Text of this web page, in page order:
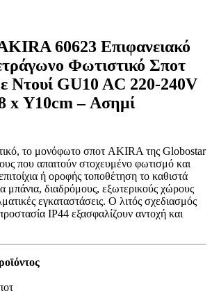
60623 Επιφανειακό
Φωτιστικό Σποτ
Ντουί GU10 AC 220-240V
x Υ10cm – Ασημί
το μονόφωτο σποτ AKIRA της Globostar
που απαιτούν στοχευμένο φωτισμό και
ή οροφής τοποθέτηση το καθιστά
μπάνια, διαδρόμους, εξωτερικούς χώρους
εγκαταστάσεις. Ο λιτός σχεδιασμός
IP44 εξασφαλίζουν αντοχή και